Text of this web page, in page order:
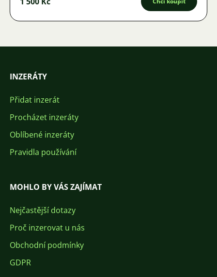
INZERÁTY
Přidat inzerát
Procházet inzeráty
Oblíbené inzeráty
Pravidla používání
MOHLO BY VÁS ZAJÍMAT
Nejčastější dotazy
Proč inzerovat u nás
Obchodní podmínky
GDPR